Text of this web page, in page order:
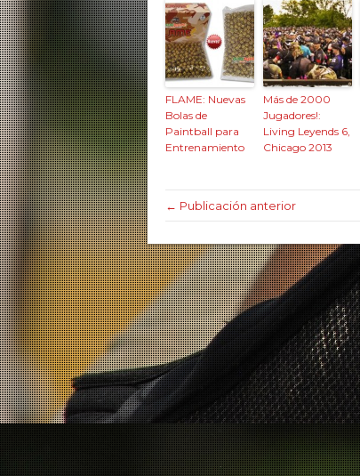
FLAME: Nuevas
Bolas de
Paintball para
Entrenamiento
Más de 2000
Jugadores!:
Living Leyends 6,
Chicago 2013
← Publicación anterior